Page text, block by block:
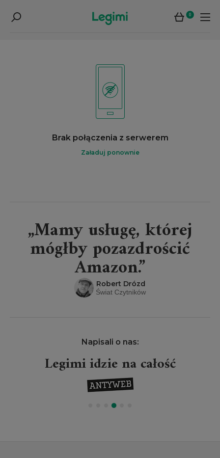
0
Brak połączenia z serwerem
Załaduj ponownie
„Mamy usługę, której
mógłby pozazdrościć
Amazon.”
Robert Drózd
Świat Czytników
Napisali o nas:
Legimi idzie na całość